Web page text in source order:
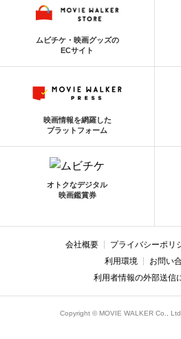
ムビチケ・映画グッズの
ECサイト
映画情報を網羅した
プラットフォーム
オトクなデジタル
映画鑑賞券
会社概要 プライバシーポリ
利用環境
お問い
利用者情報の外部送信
Copyright © MOVIE WALKER Co.,